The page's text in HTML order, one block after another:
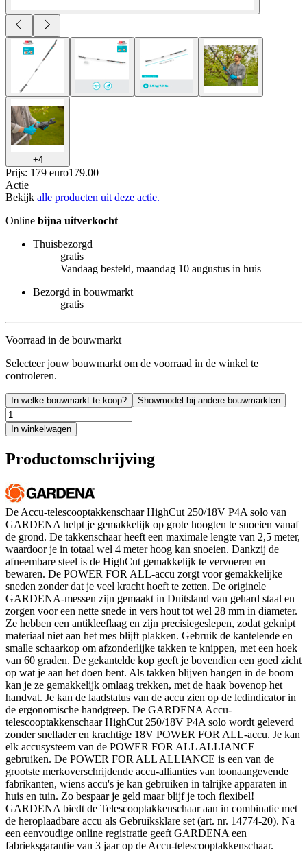
+4
Prijs: 179 euro179.00
Actie
Bekijk alle producten uit deze actie.
Online bijna uitverkocht
Thuisbezorgd
gratis
Vandaag besteld, maandag 10 augustus in huis
Bezorgd in bouwmarkt
gratis
Voorraad in de bouwmarkt
Selecteer jouw bouwmarkt om de voorraad in de winkel te
controleren.
In welke bouwmarkt te koop? Showmodel bij andere bouwmarkten
In winkelwagen
Productomschrijving
De Accu-telescooptakkenschaar HighCut 250/18V P4A solo van
GARDENA helpt je gemakkelijk op grote hoogten te snoeien vanaf
de grond. De takkenschaar heeft een maximale lengte van 2,5 meter,
waardoor je in totaal wel 4 meter hoog kan snoeien. Dankzij de
afneembare steel is de HighCut gemakkelijk te vervoeren en
bewaren. De POWER FOR ALL-accu zorgt voor gemakkelijke
sneden zonder dat je veel kracht hoeft te zetten. De originele
GARDENA-messen zijn gemaakt in Duitsland van gehard staal en
zorgen voor een nette snede in vers hout tot wel 28 mm in diameter.
Ze hebben een antikleeflaag en zijn precisiegeslepen, zodat geknipt
materiaal niet aan het mes blijft plakken. Gebruik de kantelende en
smalle schaarkop om afzonderlijke takken te knippen, met een hoek
van 60 graden. De gekantelde kop geeft je bovendien een goed zicht
op wat je aan het doen bent. Als takken blijven hangen in de boom
kan je ze gemakkelijk omlaag trekken, met de haak bovenop het
handvat. Je kan de laadstatus van de accu zien op de ledindicator in
de ergonomische handgreep. De GARDENA Accu-
telescooptakkenschaar HighCut 250/18V P4A solo wordt geleverd
zonder snellader en krachtige 18V POWER FOR ALL-accu. Je kan
elk accusysteem van de POWER FOR ALL ALLIANCE
gebruiken. De POWER FOR ALL ALLIANCE is een van de
grootste merkoverschrijdende accu-allianties van toonaangevende
fabrikanten, wiens accu's je kan gebruiken in talrijke apparaten in
huis en tuin. Zo bespaar je geld maar blijf je toch flexibel!
GARDENA biedt de Telescooptakkenschaar aan in combinatie met
de heroplaadbare accu als Gebruiksklare set (art. nr. 14774-20). Na
een eenvoudige online registratie geeft GARDENA een
fabrieksgarantie van 3 jaar op de Accu-telescooptakkenschaar.